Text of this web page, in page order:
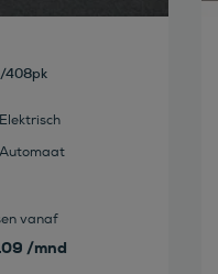
408pk
Elektrisch
Automaat
vanaf
/mnd